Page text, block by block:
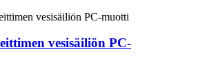
vesisäiliön PC-